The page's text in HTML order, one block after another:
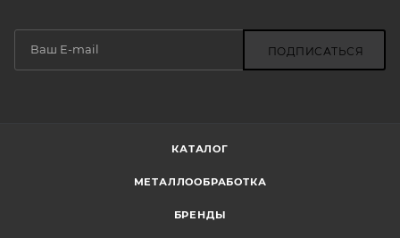
ПОДПИСАТЬСЯ
КАТАЛОГ
МЕТАЛЛООБРАБОТКА
БРЕНДЫ